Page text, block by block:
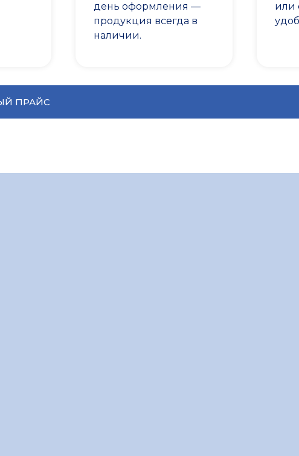
день оформления —
продукция всегда в
наличии.
или
ПРАЙС